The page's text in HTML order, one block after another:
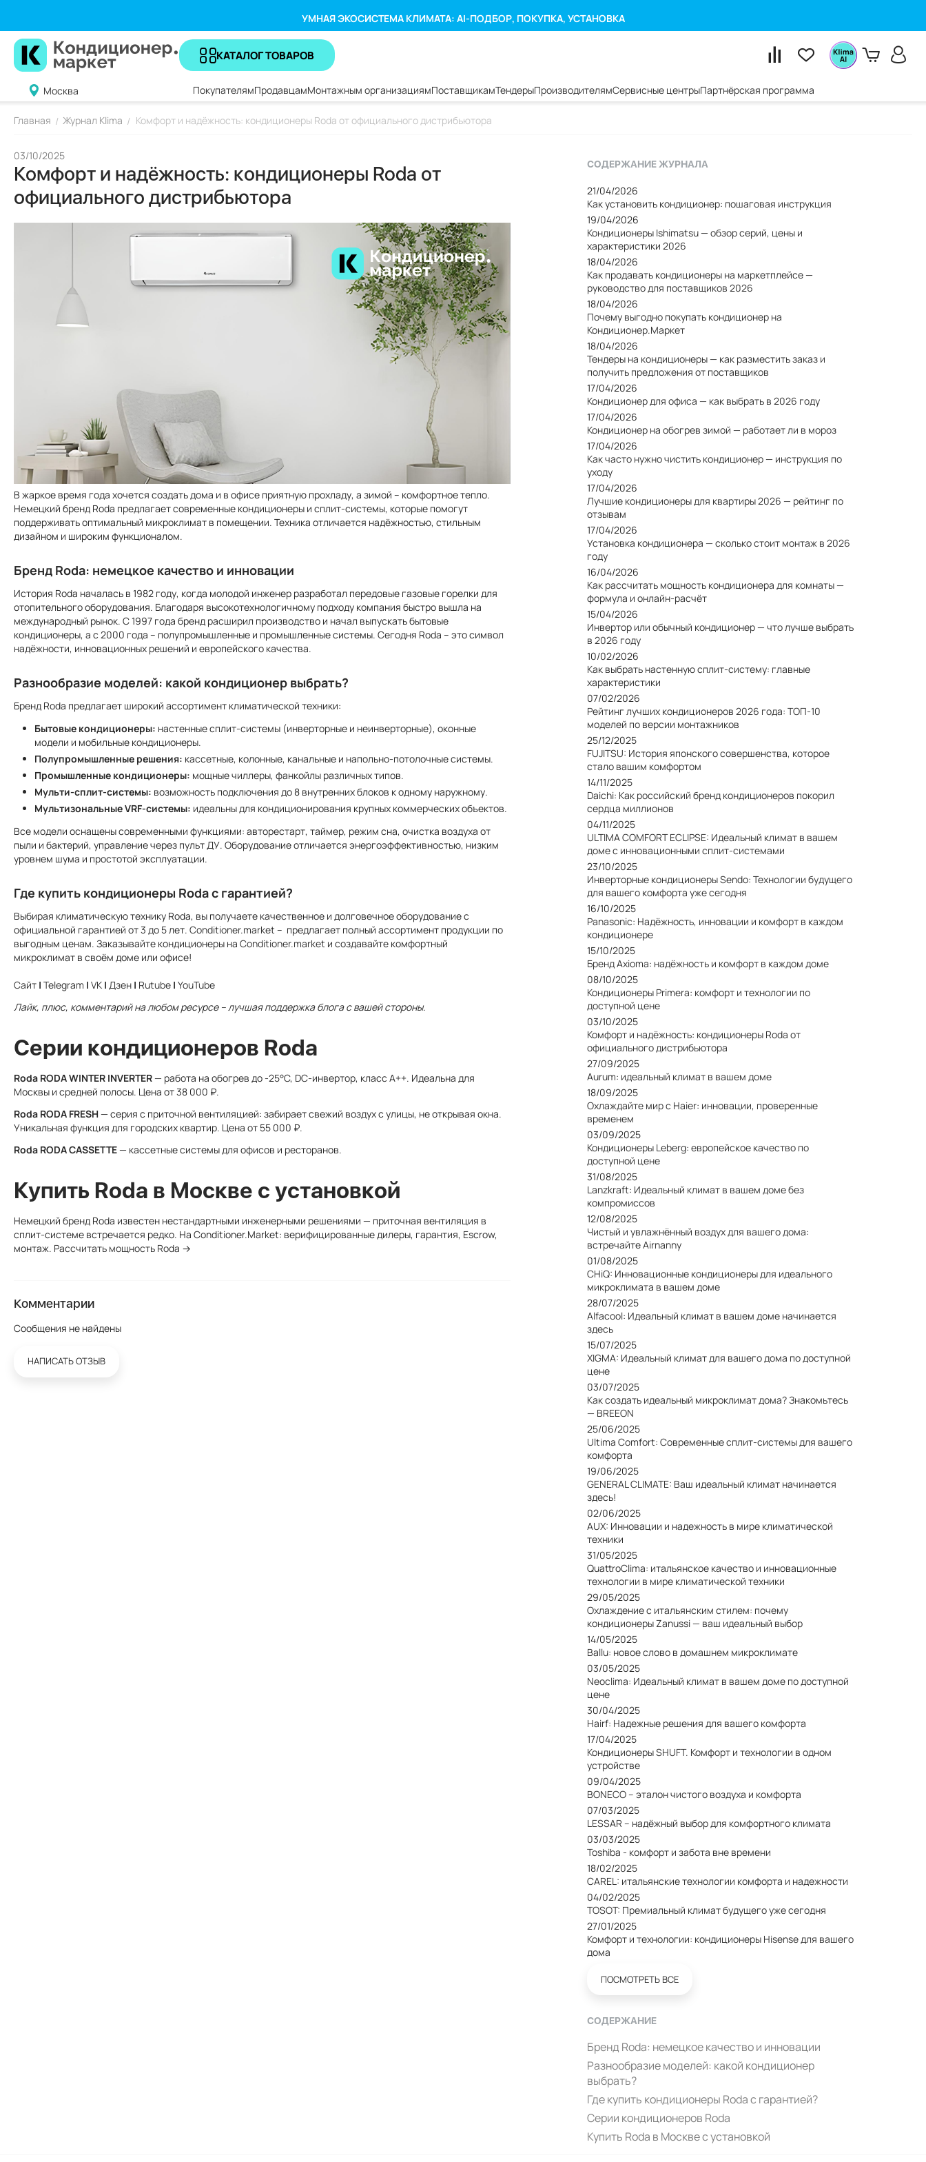
УМНАЯ ЭКОСИСТЕМА КЛИМАТА: AI-ПОДБОР, ПОКУПКА, УСТАНОВКА
КАТАЛОГ ТОВАРОВ
Москва ПокупателямПродавцамМонтажным организациямПоставщикамТендерыПроизводителямСервисные центрыПартнёрская программа
Главная / Журнал Klima / Комфорт и надёжность: кондиционеры Roda от официального дистрибьютора
03/10/2025
Комфорт и надёжность: кондиционеры Roda от
официального дистрибьютора
В жаркое время года хочется создать дома и в офисе приятную прохладу, а зимой – комфортное тепло.
Немецкий бренд Roda предлагает современные кондиционеры и сплит-системы, которые помогут
поддерживать оптимальный микроклимат в помещении. Техника отличается надёжностью, стильным
дизайном и широким функционалом.
Бренд Roda: немецкое качество и инновации
История Roda началась в 1982 году, когда молодой инженер разработал передовые газовые горелки для
отопительного оборудования. Благодаря высокотехнологичному подходу компания быстро вышла на
международный рынок. С 1997 года бренд расширил производство и начал выпускать бытовые
кондиционеры, а с 2000 года – полупромышленные и промышленные системы. Сегодня Roda – это символ
надёжности, инновационных решений и европейского качества.
Разнообразие моделей: какой кондиционер выбрать?
Бренд Roda предлагает широкий ассортимент климатической техники:
Бытовые кондиционеры: настенные сплит-системы (инверторные и неинверторные), оконные
модели и мобильные кондиционеры.
Полупромышленные решения: кассетные, колонные, канальные и напольно-потолочные системы.
Промышленные кондиционеры: мощные чиллеры, фанкойлы различных типов.
Мульти-сплит-системы: возможность подключения до 8 внутренних блоков к одному наружному.
Мультизональные VRF-системы: идеальны для кондиционирования крупных коммерческих объектов.
Все модели оснащены современными функциями: авторестарт, таймер, режим сна, очистка воздуха от
пыли и бактерий, управление через пульт ДУ. Оборудование отличается энергоэффективностью, низким
уровнем шума и простотой эксплуатации.
Где купить кондиционеры Roda с гарантией?
Выбирая климатическую технику Roda, вы получаете качественное и долговечное оборудование с
официальной гарантией от 3 до 5 лет. Conditioner.market – предлагает полный ассортимент продукции по
выгодным ценам. Заказывайте кондиционеры на Conditioner.market и создавайте комфортный
микроклимат в своём доме или офисе!
Сайт | Telegram | VK | Дзен | Rutube | YouTube
Лайк, плюс, комментарий на любом ресурсе – лучшая поддержка блога с вашей стороны.
Серии кондиционеров Roda
Roda RODA WINTER INVERTER— работа на обогрев до -25°C, DC-инвертор, класс A++. Идеальна для
Москвы и средней полосы. Цена от 38 000 ₽.
Roda RODA FRESH— серия с приточной вентиляцией: забирает свежий воздух с улицы, не открывая окна.
Уникальная функция для городских квартир. Цена от 55 000 ₽.
Roda RODA CASSETTE— кассетные системы для офисов и ресторанов.
Купить Roda в Москве с установкой
Немецкий бренд Roda известен нестандартными инженерными решениями — приточная вентиляция в
сплит-системе встречается редко. На Conditioner.Market: верифицированные дилеры, гарантия, Escrow,
монтаж. Рассчитать мощность Roda →
Комментарии
Сообщения не найдены
НАПИСАТЬ ОТЗЫВ
СОДЕРЖАНИЕ ЖУРНАЛА
21/04/2026
Как установить кондиционер: пошаговая инструкция
19/04/2026
Кондиционеры Ishimatsu — обзор серий, цены и
характеристики 2026
18/04/2026
Как продавать кондиционеры на маркетплейсе —
руководство для поставщиков 2026
18/04/2026
Почему выгодно покупать кондиционер на
Кондиционер.Маркет
18/04/2026
Тендеры на кондиционеры — как разместить заказ и
получить предложения от поставщиков
17/04/2026
Кондиционер для офиса — как выбрать в 2026 году
17/04/2026
Кондиционер на обогрев зимой — работает ли в мороз
17/04/2026
Как часто нужно чистить кондиционер — инструкция по
уходу
17/04/2026
Лучшие кондиционеры для квартиры 2026 — рейтинг по
отзывам
17/04/2026
Установка кондиционера — сколько стоит монтаж в 2026
году
16/04/2026
Как рассчитать мощность кондиционера для комнаты —
формула и онлайн-расчёт
15/04/2026
Инвертор или обычный кондиционер — что лучше выбрать
в 2026 году
10/02/2026
Как выбрать настенную сплит-систему: главные
характеристики
07/02/2026
Рейтинг лучших кондиционеров 2026 года: ТОП-10
моделей по версии монтажников
25/12/2025
FUJITSU: История японского совершенства, которое
стало вашим комфортом
14/11/2025
Daichi: Как российский бренд кондиционеров покорил
сердца миллионов
04/11/2025
ULTIMA COMFORT ECLIPSE: Идеальный климат в вашем
доме с инновационными сплит-системами
23/10/2025
Инверторные кондиционеры Sendo: Технологии будущего
для вашего комфорта уже сегодня
16/10/2025
Panasonic: Надёжность, инновации и комфорт в каждом
кондиционере
15/10/2025
Бренд Axioma: надёжность и комфорт в каждом доме
08/10/2025
Кондиционеры Primera: комфорт и технологии по
доступной цене
03/10/2025
Комфорт и надёжность: кондиционеры Roda от
официального дистрибьютора
27/09/2025
Aurum: идеальный климат в вашем доме
18/09/2025
Охлаждайте мир с Haier: инновации, проверенные
временем
03/09/2025
Кондиционеры Leberg: европейское качество по
доступной цене
31/08/2025
Lanzkraft: Идеальный климат в вашем доме без
компромиссов
12/08/2025
Чистый и увлажнённый воздух для вашего дома:
встречайте Airnanny
01/08/2025
CHiQ: Инновационные кондиционеры для идеального
микроклимата в вашем доме
28/07/2025
Alfacool: Идеальный климат в вашем доме начинается
здесь
15/07/2025
XIGMA: Идеальный климат для вашего дома по доступной
цене
03/07/2025
Как создать идеальный микроклимат дома? Знакомьтесь
— BREEON
25/06/2025
Ultima Comfort: Современные сплит-системы для вашего
комфорта
19/06/2025
GENERAL CLIMATE: Ваш идеальный климат начинается
здесь!
02/06/2025
AUX: Инновации и надежность в мире климатической
техники
31/05/2025
QuattroClima: итальянское качество и инновационные
технологии в мире климатической техники
29/05/2025
Охлаждение с итальянским стилем: почему
кондиционеры Zanussi — ваш идеальный выбор
14/05/2025
Ballu: новое слово в домашнем микроклимате
03/05/2025
Neoclima: Идеальный климат в вашем доме по доступной
цене
30/04/2025
Hairf: Надежные решения для вашего комфорта
17/04/2025
Кондиционеры SHUFT. Комфорт и технологии в одном
устройстве
09/04/2025
BONECO – эталон чистого воздуха и комфорта
07/03/2025
LESSAR – надёжный выбор для комфортного климата
03/03/2025
Toshiba - комфорт и забота вне времени
18/02/2025
CAREL: итальянские технологии комфорта и надежности
04/02/2025
TOSOT: Премиальный климат будущего уже сегодня
27/01/2025
Комфорт и технологии: кондиционеры Hisense для вашего
дома
ПОСМОТРЕТЬ ВСЕ
СОДЕРЖАНИЕ
Бренд Roda: немецкое качество и инновации
Разнообразие моделей: какой кондиционер
выбрать?
Где купить кондиционеры Roda с гарантией?
Серии кондиционеров Roda
Купить Roda в Москве с установкой